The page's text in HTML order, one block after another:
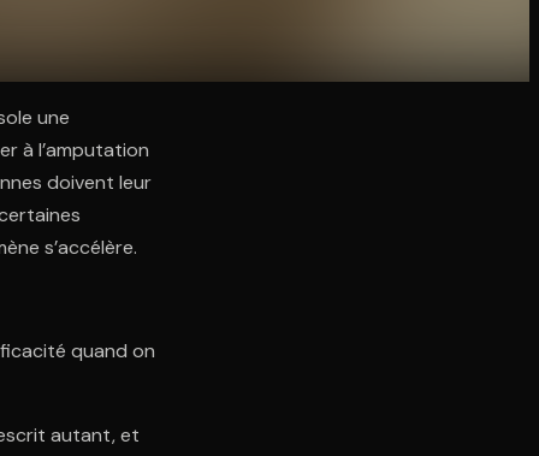
une
à l’amputation
doivent leur
s’accélère.
quand on
autant, et